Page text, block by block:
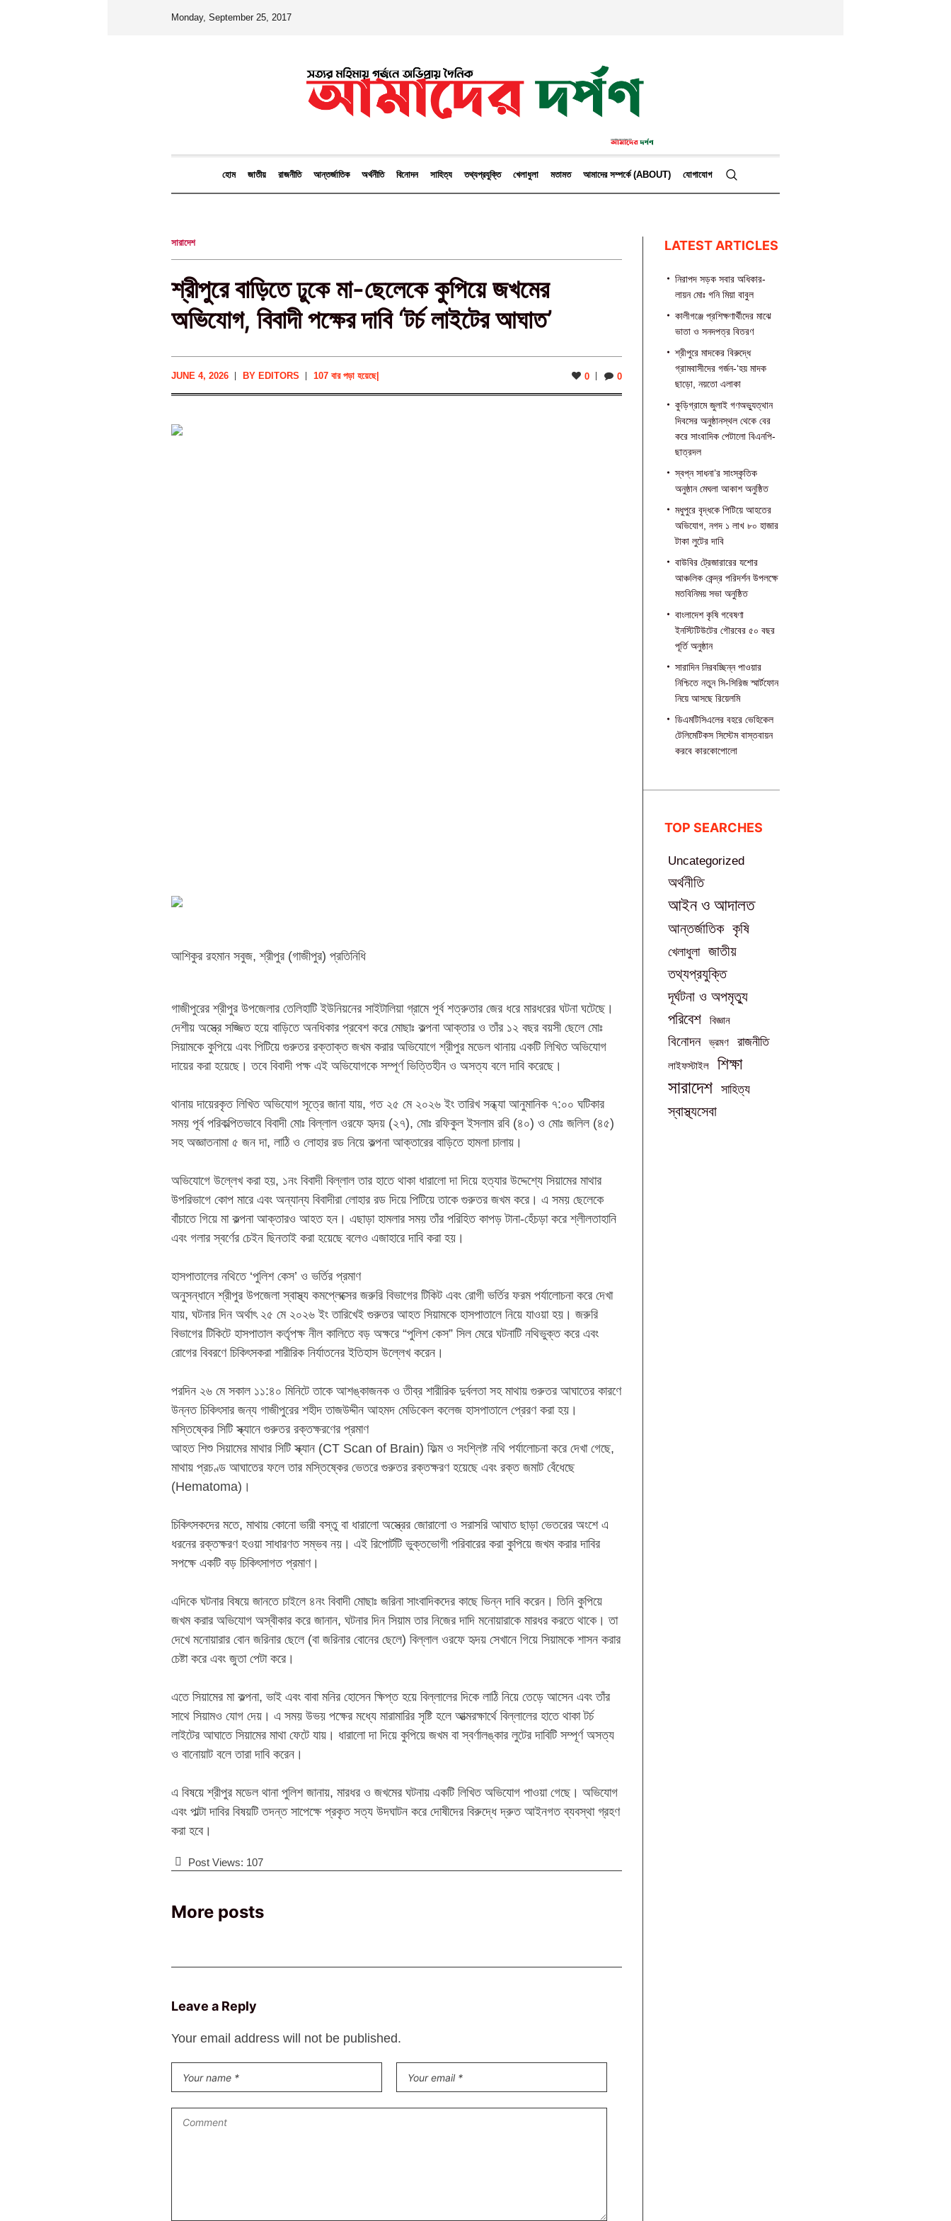
Monday, September 25, 2017
হোম জাতীয় রাজনীতি আন্তর্জাতিক অর্থনীতি বিনোদন সাহিত্য তথ্যপ্রযুক্তি খেলাধুলা মতামত আমাদের সম্পর্কে (ABOUT) যোগাযোগ
সারাদেশ
শ্রীপুরে বাড়িতে ঢুকে মা-ছেলেকে কুপিয়ে জখমের
অভিযোগ, বিবাদী পক্ষের দাবি ‘টর্চ লাইটের আঘাত’
JUNE 4, 2026 BY EDITORS |
107 বার পড়া হয়েছে 0 0
‎​আশিকুর রহমান সবুজ, শ্রীপুর (গাজীপুর) প্রতিনিধি
‎গাজীপুরের শ্রীপুর উপজেলার তেলিহাটি ইউনিয়নের সাইটালিয়া গ্রামে পূর্ব শত্রুতার জের ধরে মারধরের ঘটনা ঘটেছে।
দেশীয় অস্ত্রে সজ্জিত হয়ে বাড়িতে অনধিকার প্রবেশ করে মোছাঃ কল্পনা আক্তার ও তাঁর ১২ বছর বয়সী ছেলে মোঃ
সিয়ামকে কুপিয়ে এবং পিটিয়ে গুরুতর রক্তাক্ত জখম করার অভিযোগে শ্রীপুর মডেল থানায় একটি লিখিত অভিযোগ
দায়ের করা হয়েছে। তবে বিবাদী পক্ষ এই অভিযোগকে সম্পূর্ণ ভিত্তিহীন ও অসত্য বলে দাবি করেছে।
‎​থানায় দায়েরকৃত লিখিত অভিযোগ সূত্রে জানা যায়, গত ২৫ মে ২০২৬ ইং তারিখ সন্ধ্যা আনুমানিক ৭:০০ ঘটিকার
সময় পূর্ব পরিকল্পিতভাবে বিবাদী মোঃ বিল্লাল ওরফে হৃদয় (২৭), মোঃ রফিকুল ইসলাম রবি (৪০) ও মোঃ জলিল (৪৫)
সহ অজ্ঞাতনামা ৫ জন দা, লাঠি ও লোহার রড নিয়ে কল্পনা আক্তারের বাড়িতে হামলা চালায়।
‎​অভিযোগে উল্লেখ করা হয়, ১নং বিবাদী বিল্লাল তার হাতে থাকা ধারালো দা দিয়ে হত্যার উদ্দেশ্যে সিয়ামের মাথার
উপরিভাগে কোপ মারে এবং অন্যান্য বিবাদীরা লোহার রড দিয়ে পিটিয়ে তাকে গুরুতর জখম করে। এ সময় ছেলেকে
বাঁচাতে গিয়ে মা কল্পনা আক্তারও আহত হন। এছাড়া হামলার সময় তাঁর পরিহিত কাপড় টানা-হেঁচড়া করে শ্লীলতাহানি
এবং গলার স্বর্ণের চেইন ছিনতাই করা হয়েছে বলেও এজাহারে দাবি করা হয়।
‎​হাসপাতালের নথিতে ‘পুলিশ কেস’ ও ভর্তির প্রমাণ
‎​অনুসন্ধানে শ্রীপুর উপজেলা স্বাস্থ্য কমপ্লেক্সের জরুরি বিভাগের টিকিট এবং রোগী ভর্তির ফরম পর্যালোচনা করে দেখা
যায়, ঘটনার দিন অর্থাৎ ২৫ মে ২০২৬ ইং তারিখেই গুরুতর আহত সিয়ামকে হাসপাতালে নিয়ে যাওয়া হয়। জরুরি
বিভাগের টিকিটে হাসপাতাল কর্তৃপক্ষ নীল কালিতে বড় অক্ষরে “পুলিশ কেস” সিল মেরে ঘটনাটি নথিভুক্ত করে এবং
রোগের বিবরণে চিকিৎসকরা শারীরিক নির্যাতনের ইতিহাস উল্লেখ করেন।
‎​পরদিন ২৬ মে সকাল ১১:৪০ মিনিটে তাকে আশঙ্কাজনক ও তীব্র শারীরিক দুর্বলতা সহ মাথায় গুরুতর আঘাতের কারণে
উন্নত চিকিৎসার জন্য গাজীপুরের শহীদ তাজউদ্দীন আহমদ মেডিকেল কলেজ হাসপাতালে প্রেরণ করা হয়।
‎​মস্তিষ্কের সিটি স্ক্যানে গুরুতর রক্তক্ষরণের প্রমাণ
‎​আহত শিশু সিয়ামের মাথার সিটি স্ক্যান (CT Scan of Brain) ফিল্ম ও সংশ্লিষ্ট নথি পর্যালোচনা করে দেখা গেছে,
মাথায় প্রচণ্ড আঘাতের ফলে তার মস্তিষ্কের ভেতরে গুরুতর রক্তক্ষরণ হয়েছে এবং রক্ত জমাট বেঁধেছে
(Hematoma)।
‎​চিকিৎসকদের মতে, মাথায় কোনো ভারী বস্তু বা ধারালো অস্ত্রের জোরালো ও সরাসরি আঘাত ছাড়া ভেতরের অংশে এ
ধরনের রক্তক্ষরণ হওয়া সাধারণত সম্ভব নয়। এই রিপোর্টটি ভুক্তভোগী পরিবারের করা কুপিয়ে জখম করার দাবির
সপক্ষে একটি বড় চিকিৎসাগত প্রমাণ।
‎​এদিকে ঘটনার বিষয়ে জানতে চাইলে ৪নং বিবাদী মোছাঃ জরিনা সাংবাদিকদের কাছে ভিন্ন দাবি করেন। তিনি কুপিয়ে
জখম করার অভিযোগ অস্বীকার করে জানান, ঘটনার দিন সিয়াম তার নিজের দাদি মনোয়ারাকে মারধর করতে থাকে। তা
দেখে মনোয়ারার বোন জরিনার ছেলে (বা জরিনার বোনের ছেলে) বিল্লাল ওরফে হৃদয় সেখানে গিয়ে সিয়ামকে শাসন করার
চেষ্টা করে এবং জুতা পেটা করে।
‎​এতে সিয়ামের মা কল্পনা, ভাই এবং বাবা মনির হোসেন ক্ষিপ্ত হয়ে বিল্লালের দিকে লাঠি নিয়ে তেড়ে আসেন এবং তাঁর
সাথে সিয়ামও যোগ দেয়। এ সময় উভয় পক্ষের মধ্যে মারামারির সৃষ্টি হলে আত্মরক্ষার্থে বিল্লালের হাতে থাকা টর্চ
লাইটের আঘাতে সিয়ামের মাথা ফেটে যায়। ধারালো দা দিয়ে কুপিয়ে জখম বা স্বর্ণালঙ্কার লুটের দাবিটি সম্পূর্ণ অসত্য
ও বানোয়াট বলে তারা দাবি করেন।
‎​এ বিষয়ে শ্রীপুর মডেল থানা পুলিশ জানায়, মারধর ও জখমের ঘটনায় একটি লিখিত অভিযোগ পাওয়া গেছে। অভিযোগ
এবং পাল্টা দাবির বিষয়টি তদন্ত সাপেক্ষে প্রকৃত সত্য উদঘাটন করে দোষীদের বিরুদ্ধে দ্রুত আইনগত ব্যবস্থা গ্রহণ
করা হবে।
Post Views: 107
More posts
Leave a Reply
Your email address will not be published.
LATEST ARTICLES
নিরাপদ সড়ক সবার অধিকার-
লায়ন মোঃ গনি মিয়া বাবুল
কালীগঞ্জে প্রশিক্ষণার্থীদের মাঝে
ভাতা ও সনদপত্র বিতরণ
শ্রীপুরে মাদকের বিরুদ্ধে
গ্রামবাসীদের গর্জন-‘হয় মাদক
ছাড়ো, নয়তো এলাকা
কুড়িগ্রামে জুলাই গণঅভ্যুত্থান
দিবসের অনুষ্ঠানস্থল থেকে বের
করে সাংবাদিক পেটালো বিএনপি-
ছাত্রদল
স্বপ্ন সাধনা’র সাংস্কৃতিক
অনুষ্ঠান মেঘলা আকাশ অনুষ্ঠিত
মধুপুরে বৃদ্ধকে পিটিয়ে আহতের
অভিযোগ, নগদ ১ লাখ ৮০ হাজার
টাকা লুটের দাবি
বাউবির ট্রেজারারের যশোর
আঞ্চলিক কেন্দ্র পরিদর্শন উপলক্ষে
মতবিনিময় সভা অনুষ্ঠিত
বাংলাদেশ কৃষি গবেষণা
ইনস্টিটিউটের গৌরবের ৫০ বছর
পূর্তি অনুষ্ঠান
সারাদিন নিরবচ্ছিন্ন পাওয়ার
নিশ্চিতে নতুন সি-সিরিজ স্মার্টফোন
নিয়ে আসছে রিয়েলমি
ডিএমটিসিএলের বহরে ভেহিকেল
টেলিমেটিকস সিস্টেম বাস্তবায়ন
করবে কারকোপোলো
TOP SEARCHES
Uncategorized
অর্থনীতি
আইন ও আদালত
আন্তর্জাতিক কৃষি
খেলাধুলা জাতীয়
তথ্যপ্রযুক্তি
দূর্ঘটনা ও অপমৃত্যু
পরিবেশ বিজ্ঞান
বিনোদন ভ্রমণ রাজনীতি
লাইফস্টাইল শিক্ষা
সারাদেশ সাহিত্য
স্বাস্থ্যসেবা